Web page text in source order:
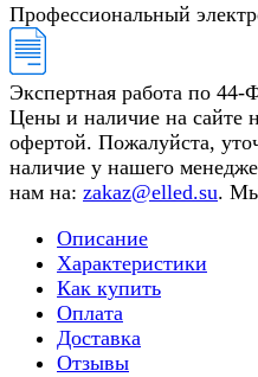
Профессиональный
Экспертная работа по
Цены и наличие на сайте
офертой. Пожалуйста,
наличие у нашего
нам на: zakaz@elled.su. Мы
Описание
Характеристики
Как купить
Оплата
Доставка
Отзывы